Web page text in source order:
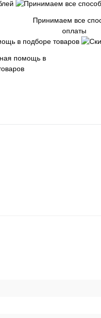
Принимаем все
оплаты
помощь в